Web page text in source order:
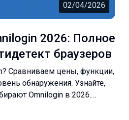
02/04/2026
2026: Полное
браузеров
Сравниваем цены, функции,
обнаружения. Узнайте,
Omnilogin в 2026.